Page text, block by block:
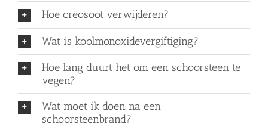
Hoe creosoot verwijderen?
Wat is koolmonoxidevergiftiging?
Hoe lang duurt het om een schoorsteen te
vegen?
Wat moet ik doen na een
schoorsteenbrand?